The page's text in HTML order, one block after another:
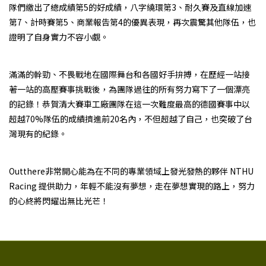
隊們繳出了總成績第5的好成績，八字繞環第3、耐久賽及直線加速
第7、計時賽第5、商業報告第4的優異表現，再次震驚其他隊伍，也
證明了自身實力不容小覷。
滿滿的幹勁、不畏戰地在國際舞台和各國好手拚搏，在歷經一站接
著一站的高壓賽事挑戰後，為團隊過往的所有努力寫下了一個漂亮
的記錄！恭賀清大賽車工廠團隊在這一次難度最高的德國賽事中以
超越70%隊伍的成績擠進前20名內，不但超越了自己，也突破了台
灣現有的紀錄。
Outthere非常開心能為在不同的專業領域上發光發熱的夥伴 NTHU
Racing 提供助力，年輕不能沒有夢想，走在夢想實現的路上，努力
的心終將閃耀出無比光芒！